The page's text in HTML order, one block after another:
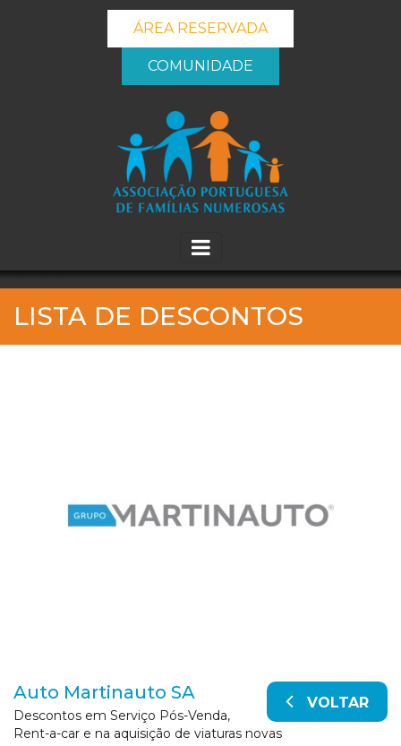
ÁREA RESERVADA
COMUNIDADE
_banner_me_
LISTA DE DESCONTOS
Auto Martinauto SA VOLTAR
Descontos em Serviço Pós-Venda,
Rent-a-car e na aquisição de viaturas novas